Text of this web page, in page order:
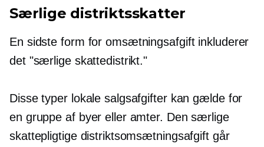
Særlige distriktsskatter
En sidste form for omsætningsafgift inkluderer
det "særlige skattedistrikt."
Disse typer lokale salgsafgifter kan gælde for
en gruppe af byer eller amter. Den særlige
skattepligtige distriktsomsætningsafgift går